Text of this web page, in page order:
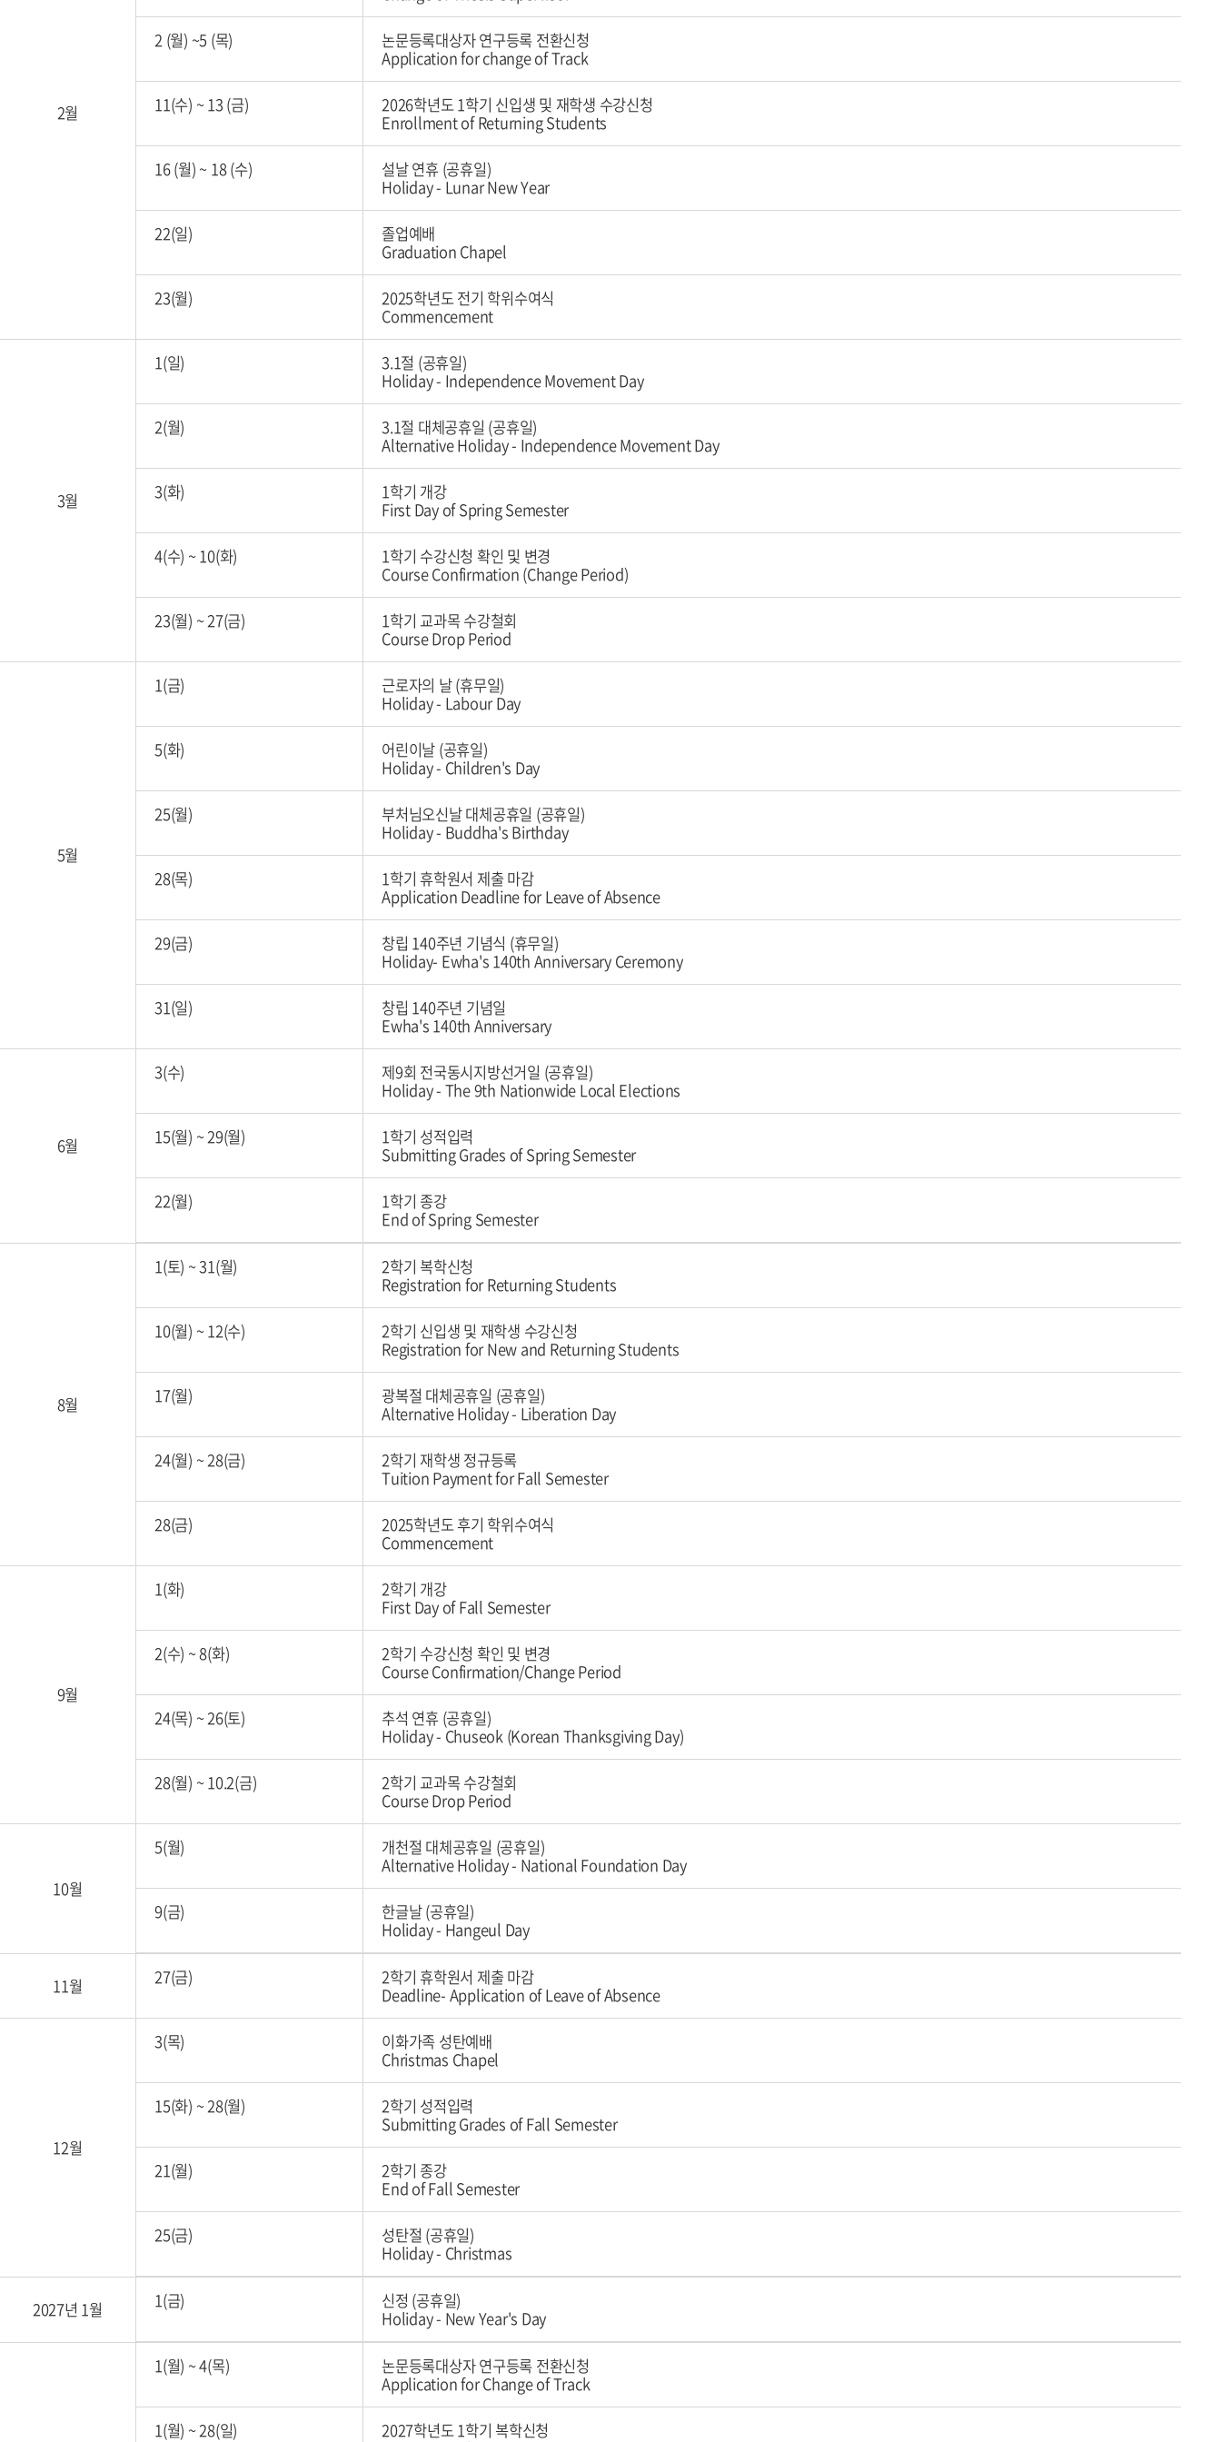
2월
2 (월) ~5 (목)
논문등록대상자 연구등록 전환신청
Application for change of Track
11(수) ~ 13 (금)
2026학년도 1학기 신입생 및 재학생 수강신청
Enrollment of Returning Students
16 (월) ~ 18 (수)
설날 연휴 (공휴일)
Holiday - Lunar New Year
22(일)
졸업예배
Graduation Chapel
23(월)
2025학년도 전기 학위수여식
Commencement
3월
1(일)
3.1절 (공휴일)
Holiday - Independence Movement Day
2(월)
3.1절 대체공휴일 (공휴일)
Alternative Holiday - Independence Movement Day
3(화)
1학기 개강
First Day of Spring Semester
4(수) ~10(화)
1학기 수강신청 확인 및 변경
Course Confirmation (Change Period)
23(월) ~27(금)
1학기 교과목 수강철회
Course Drop Period
5월
1(금)
근로자의 날 (휴무일)
Holiday - Labour Day
5(화)
어린이날 (공휴일)
Holiday - Children's Day
25(월)
부처님오신날 대체공휴일 (공휴일)
Holiday - Buddha's Birthday
28(목)
1학기 휴학원서 제출 마감
Application Deadline for Leave of Absence
29(금)
창립 140주년 기념식 (휴무일)
Holiday- Ewha's 140th Anniversary Ceremony
31(일)
창립 140주년 기념일
Ewha's 140th Anniversary
6월
3(수)
제9회 전국동시지방선거일 (공휴일)
Holiday - The 9th Nationwide Local Elections
15(월) ~29(월)
1학기 성적입력
Submitting Grades of Spring Semester
22(월)
1학기 종강
End of Spring Semester
8월
1(토) ~31(월)
2학기 복학신청
Registration for Returning Students
10(월) ~12(수)
2학기 신입생 및 재학생 수강신청
Registration for New and Returning Students
17(월)
광복절 대체공휴일 (공휴일)
Alternative Holiday - Liberation Day
24(월) ~28(금)
2학기 재학생 정규등록
Tuition Payment for Fall Semester
28(금)
2025학년도 후기 학위수여식
Commencement
9월
1(화)
2학기 개강
First Day of Fall Semester
2(수) ~8(화)
2학기 수강신청 확인 및 변경
Course Confirmation/Change Period
24(목) ~26(토)
추석 연휴 (공휴일)
Holiday - Chuseok (Korean Thanksgiving Day)
28(월) ~10.2(금)
2학기 교과목 수강철회
Course Drop Period
10월
5(월)
개천절 대체공휴일 (공휴일)
Alternative Holiday - National Foundation Day
9(금)
한글날 (공휴일)
Holiday - Hangeul Day
11월 27(금)
2학기 휴학원서 제출 마감
Deadline- Application of Leave of Absence
12월
3(목)
이화가족 성탄예배
Christmas Chapel
15(화) ~28(월)
2학기 성적입력
Submitting Grades of Fall Semester
21(월)
2학기 종강
End of Fall Semester
25(금)
성탄절 (공휴일)
Holiday - Christmas
2027년 1월 1(금)
신정 (공휴일)
Holiday - New Year's Day
1(월) ~4(목)
논문등록대상자 연구등록 전환신청
Application for Change of Track
1(월) ~28(일)
2027학년도 1학기 복학신청